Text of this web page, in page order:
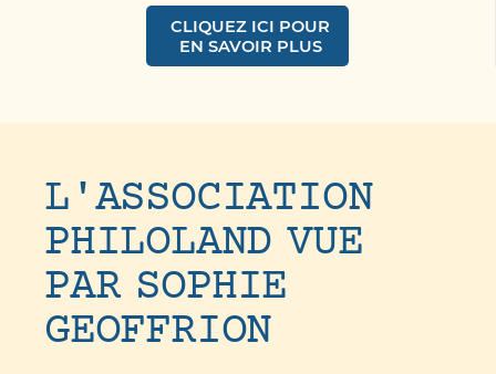
CLIQUEZ ICI POUR
EN SAVOIR PLUS
L'ASSOCIATION
PHILOLAND VUE
PAR SOPHIE
GEOFFRION